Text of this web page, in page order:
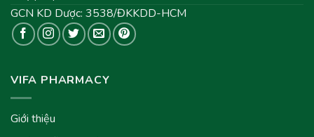
GCN KD Dược: 3538/ĐKKDD-HCM
VIFA PHARMACY
Giới thiệu